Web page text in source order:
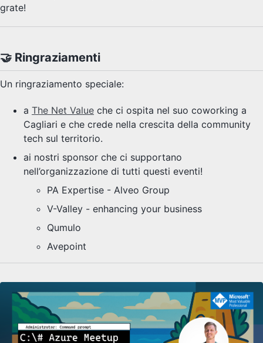
grate!
🤝 Ringraziamenti
Un ringraziamento speciale:
a The Net Value che ci ospita nel suo coworking a
Cagliari e che crede nella crescita della community
tech sul territorio.
ai nostri sponsor che ci supportano
nell’organizzazione di tutti questi eventi!
PA Expertise - Alveo Group
V-Valley - enhancing your business
Qumulo
Avepoint